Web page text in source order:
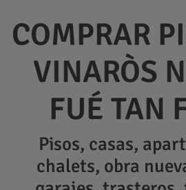
COMPRAR
VINARÒS
FUÉ TAN
Pisos, casas,
chalets, obra